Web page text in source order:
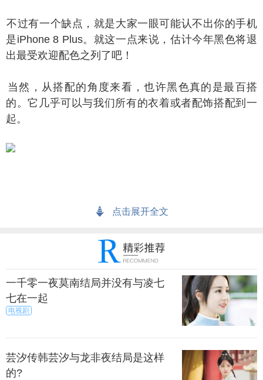
有一个缺点，就是大家一眼可能认不出你的手机
是iPhone 8 Plus。就这一点来说，估计今年黑色将退
出最受欢迎配色之列了吧！
，从搭配的角度来看，也许黑色真的是最百搭
的。它几乎可以与我们所有的衣着或者配饰搭配到一
起。
与它搭配的问题的。有时候，一身衣服如果和自己的
灰的黑色前脸可以用惊艳来形容，熄屏后的整体
感无机可比，背部相比金色来说少了很多违和感。
说深空灰是一部整体感与科技感很强的机器，对
于男人来说，第一眼就应该相中了。
一直在为 iPhone 准备配色方面，都是很有心得
的，在过去，他们已经多次带动了关于配色的潮流。
点击展开全文
一千零一夜莫南结局并没有与凌七
七在一起
电视剧
芸汐传韩芸汐与龙非夜结局是这样
的?